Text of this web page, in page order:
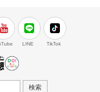
LINE TikTok
検索